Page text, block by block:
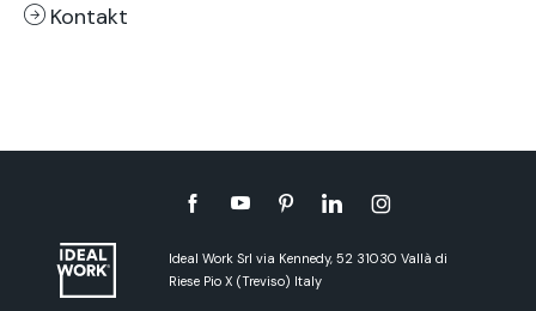
Kontakt
Ideal Work Srl via Kennedy, 52 31030 Vallà di
Riese Pio X (Treviso) Italy